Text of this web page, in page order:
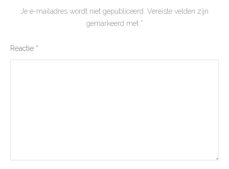
Je e-mailadres wordt niet gepubliceerd. Vereiste velden zijn
gemarkeerd met *
Reactie *